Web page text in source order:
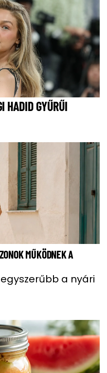
HADID GYŰRŰI
MŰKÖDNEK A
a nyári